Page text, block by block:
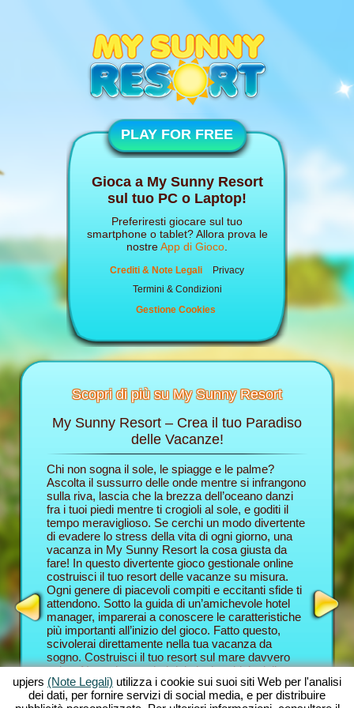
PLAY FOR FREE
Gioca a My Sunny Resort
sul tuo PC o Laptop!
Preferiresti giocare sul tuo
smartphone o tablet? Allora prova le
nostreApp di Gioco
Crediti & Note Legali
Privacy
Termini & Condizioni
Gestione Cookies
Scopri di più su My Sunny Resort
My Sunny Resort – Crea il tuo Paradiso
delle Vacanze!
Chi non sogna il sole, le spiagge e le palme?
Ascolta il sussurro delle onde mentre si infrangono
sulla riva, lascia che la brezza dell’oceano danzi
fra i tuoi piedi mentre ti crogioli al sole, e goditi il
tempo meraviglioso. Se cerchi un modo divertente
di evadere lo stress della vita di ogni giorno, una
vacanza in My Sunny Resort la cosa giusta da
fare! In questo divertente gioco gestionale online
costruisci il tuo resort delle vacanze su misura.
Ogni genere di piacevoli compiti e eccitanti sfide ti
attendono. Sotto la guida di un’amichevole hotel
manager, imparerai a conoscere le caratteristiche
più importanti all’inizio del gioco. Fatto questo,
scivolerai direttamente nella tua vacanza da
sogno. Costruisci il tuo resort sul mare davvero
unico. Naturalmente hai dei piani ambiziosi: il tuo
scopo in questa avventura gestionale online è
prenderti cura dei tuoi ospiti nel miglior modo
Nel
ruolo
delle
e ti
gioco
ospiti
con
forma
Compiti
gioco;
upjers (Note Legali) utilizza i cookie sui suoi siti Web per l'analisi
dei dati, per fornire servizi di social media, e per distribuire